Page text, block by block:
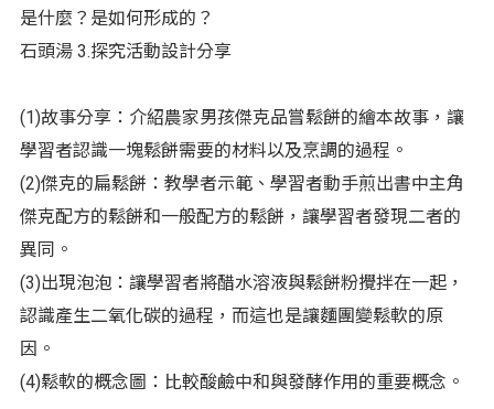
是什麼？是如何形成的？
石頭湯 3.探究活動設計分享
(1)故事分享：介紹農家男孩傑克品嘗鬆餅的繪本故事，讓
學習者認識一塊鬆餅需要的材料以及烹調的過程。
(2)傑克的扁鬆餅：教學者示範、學習者動手煎出書中主角
傑克配方的鬆餅和一般配方的鬆餅，讓學習者發現二者的
異同。
(3)出現泡泡：讓學習者將醋水溶液與鬆餅粉攪拌在一起，
認識產生二氧化碳的過程，而這也是讓麵團變鬆軟的原
因。
(4)鬆軟的概念圖：比較酸鹼中和與發酵作用的重要概念。